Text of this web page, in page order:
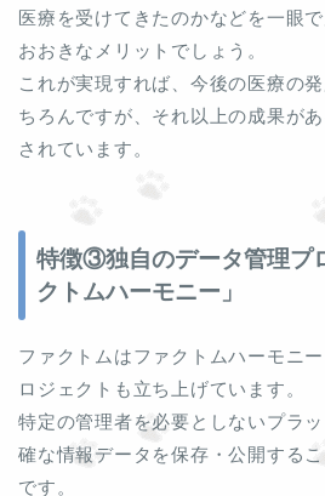
医療を受けてきたのかなどを一眼
おおきなメリットでしょう。
これが実現すれば、今後の医療の
ちろんですが、それ以上の成果が
されています。
特徴③独自のデータ管理プ
クトムハーモニー」
ファクトムはファクトムハーモニ
ロジェクトも立ち上げています。
特定の管理者を必要としないプラ
確な情報データを保存・公開する
です。